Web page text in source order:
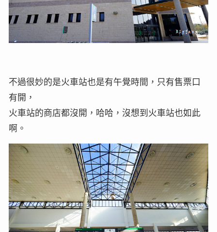
不過很妙的是火車站也是有午覺時間，只有售票口
有開，
火車站的商店都沒開，哈哈，沒想到火車站也如此
啊。